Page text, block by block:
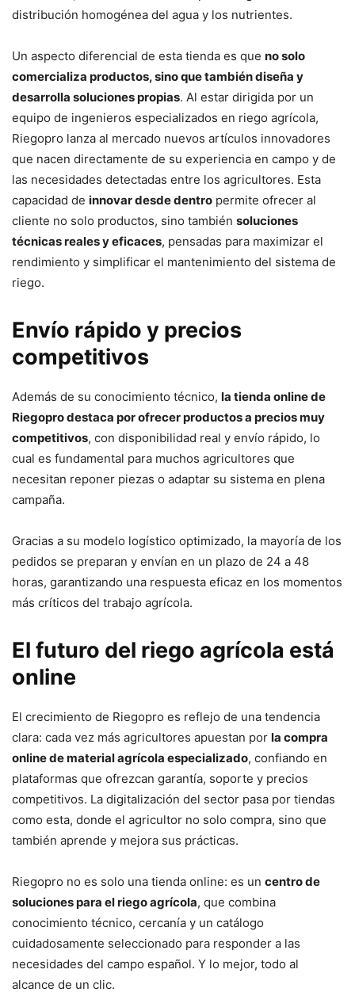
distribución homogénea del agua y los nutrientes.
Un aspecto diferencial de esta tienda es que no solo
comercializa productos, sino que también diseña y
desarrolla soluciones propias. Al estar dirigida por un
equipo de ingenieros especializados en riego agrícola,
Riegopro lanza al mercado nuevos artículos innovadores
que nacen directamente de su experiencia en campo y de
las necesidades detectadas entre los agricultores. Esta
capacidad de innovar desde dentro permite ofrecer al
cliente no solo productos, sino también soluciones
técnicas reales y eficaces, pensadas para maximizar el
rendimiento y simplificar el mantenimiento del sistema de
riego.
Envío rápido y precios
competitivos
Además de su conocimiento técnico, la tienda online de
Riegopro destaca por ofrecer productos a precios muy
competitivos, con disponibilidad real y envío rápido, lo
cual es fundamental para muchos agricultores que
necesitan reponer piezas o adaptar su sistema en plena
campaña.
Gracias a su modelo logístico optimizado, la mayoría de los
pedidos se preparan y envían en un plazo de 24 a 48
horas, garantizando una respuesta eficaz en los momentos
más críticos del trabajo agrícola.
El futuro del riego agrícola está
online
El crecimiento de Riegopro es reflejo de una tendencia
clara: cada vez más agricultores apuestan por la compra
online de material agrícola especializado, confiando en
plataformas que ofrezcan garantía, soporte y precios
competitivos. La digitalización del sector pasa por tiendas
como esta, donde el agricultor no solo compra, sino que
también aprende y mejora sus prácticas.
Riegopro no es solo una tienda online: es un centro de
soluciones para el riego agrícola, que combina
conocimiento técnico, cercanía y un catálogo
cuidadosamente seleccionado para responder a las
necesidades del campo español. Y lo mejor, todo al
alcance de un clic.